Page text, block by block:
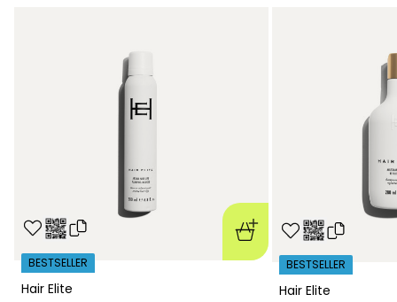
Hair Elite
BESTSELLER
Hair Elite
BESTSELLER